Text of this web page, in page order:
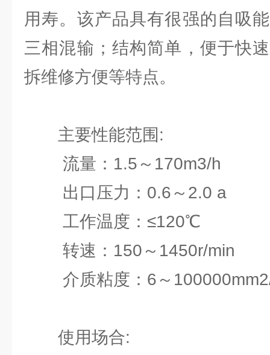
用寿。该产品具有很强的自吸
三相混输；结构简单，便于快
拆维修方便等特点。
主要性能范围:
流量：1.5～170m3/h
出口压力：0.6～2.0 a
工作温度：≤120℃
转速：150～1450r/min
介质粘度：6～
使用场合: